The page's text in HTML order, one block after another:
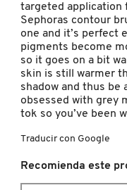
RARE BEAUTY
REDKEN
SARELLY
targeted application
Sephoras contour
one and it’s perfect
pigments become
so it goes on a bit
skin is still warmer
shadow and thus be
obsessed with grey
tok so you’ve been
Traducir con Google
Recomienda este